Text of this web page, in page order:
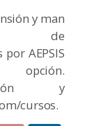
y man
AEPSIS
y
cursos.